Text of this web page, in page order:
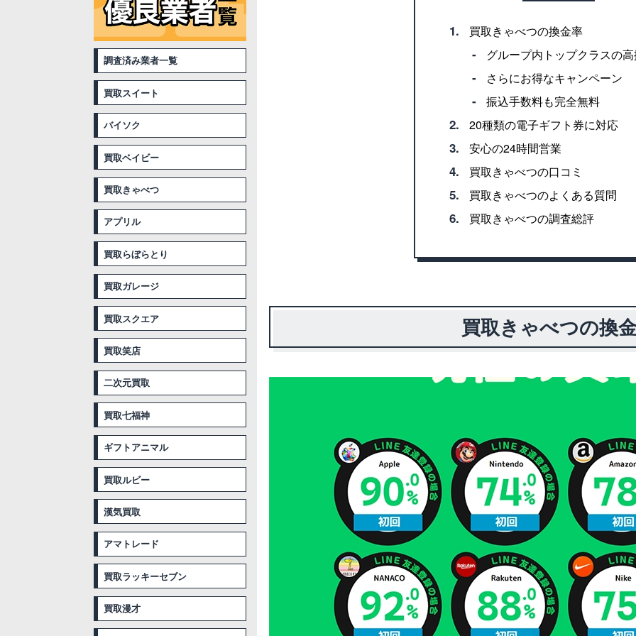
1. 買取きゃべつの換金率
‐ グループ内トップクラスの
‐ さらにお得なキャンペーン
‐ 振込手数料も完全無料
2. 20種類の電子ギフト券に対応
3. 安心の24時間営業
4. 買取きゃべつの口コミ
5. 買取きゃべつのよくある質問
6. 買取きゃべつの調査総評
買取きゃべつの換
調査済み業者一覧
買取スイート
バイソク
買取ベイビー
買取きゃべつ
アプリル
買取らぼらとり
買取ガレージ
買取スクエア
買取笑店
二次元買取
買取七福神
ギフトアニマル
買取ルビー
漢気買取
アマトレード
買取ラッキーセブン
買取漫才